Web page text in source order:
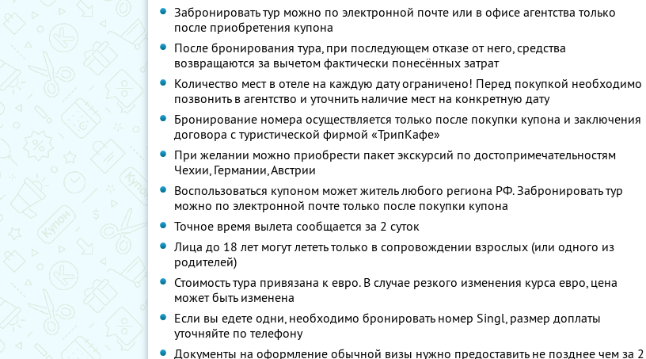
Забронировать тур можно по электронной почте или в офисе агентства только
после приобретения купона
После бронирования тура, при последующем отказе от него, средства
возвращаются за вычетом фактически понесённых затрат
Количество мест в отеле на каждую дату ограничено! Перед покупкой необходимо
позвонить в агентство и уточнить наличие мест на конкретную дату
Бронирование номера осуществляется только после покупки купона и заключения
договора с туристической фирмой «ТрипКафе»
При желании можно приобрести пакет экскурсий по достопримечательностям
Чехии, Германии, Австрии
Воспользоваться купоном может житель любого региона РФ. Забронировать тур
можно по электронной почте только после покупки купона
Точное время вылета сообщается за 2 суток
Лица до 18 лет могут лететь только в сопровождении взрослых (или одного из
родителей)
Стоимость тура привязана к евро. В случае резкого изменения курса евро, цена
может быть изменена
Если вы едете одни, необходимо бронировать номер Singl, размер доплаты
уточняйте по телефону
Документы на оформление обычной визы нужно предоставить не позднее чем за 2